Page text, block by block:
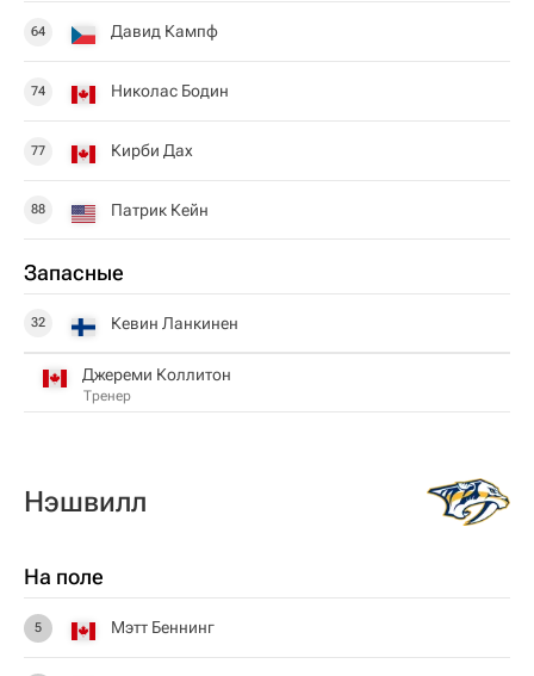
64 Давид Кампф
74 Николас Бодин
77 Кирби Дах
88 Патрик Кейн
Запасные
32 Кевин Ланкинен
Джереми Коллитон
Тренер
Нэшвилл
На поле
5 Мэтт Беннинг